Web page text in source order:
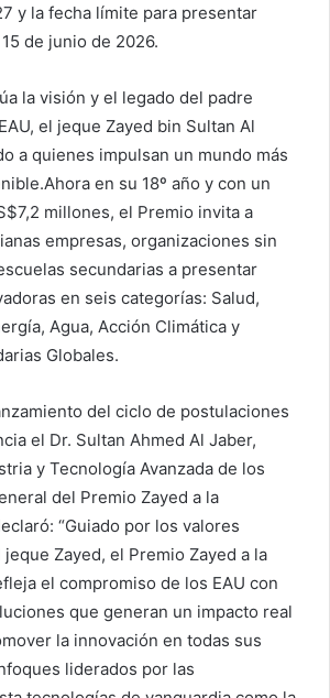
y la fecha límite para presentar
de junio de 2026.
la visión y el legado del padre
el jeque Zayed bin Sultan Al
a quienes impulsan un mundo más
en su 18º año y con un
millones, el Premio invita a
empresas, organizaciones sin
secundarias a presentar
en seis categorías: Salud,
Agua, Acción Climática y
Globales.
del ciclo de postulaciones
el Dr. Sultan Ahmed Al Jaber,
y Tecnología Avanzada de los
del Premio Zayed a la
“Guiado por los valores
Zayed, el Premio Zayed a la
el compromiso de los EAU con
que generan un impacto real
la innovación en todas sus
liderados por las